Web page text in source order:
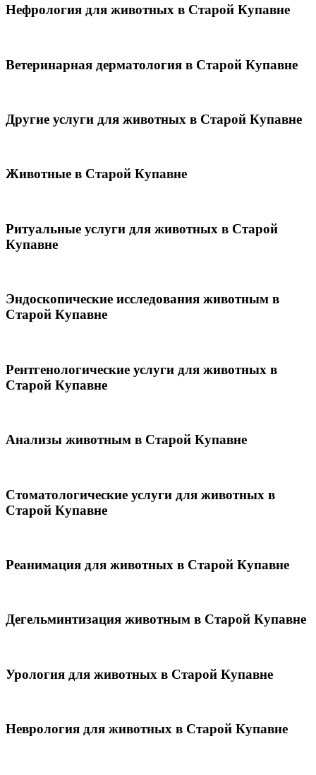
Нефрология для животных в Старой Купавне
Ветеринарная дерматология в Старой Купавне
Другие услуги для животных в Старой Купавне
Животные в Старой Купавне
Ритуальные услуги для животных в Старой
Купавне
Эндоскопические исследования животным в
Старой Купавне
Рентгенологические услуги для животных в
Старой Купавне
Анализы животным в Старой Купавне
Стоматологические услуги для животных в
Старой Купавне
Реанимация для животных в Старой Купавне
Дегельминтизация животным в Старой Купавне
Урология для животных в Старой Купавне
Неврология для животных в Старой Купавне